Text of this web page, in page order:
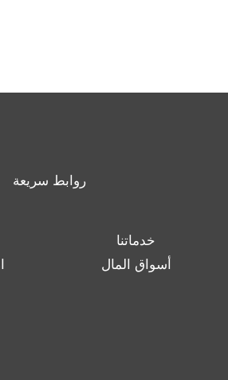
روابط سريعة
خدماتنا
أسواق المال